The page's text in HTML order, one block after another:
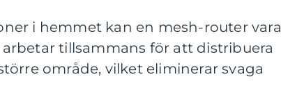
i hemmet kan en mesh-router vara
tillsammans för att distribuera
område, vilket eliminerar svaga